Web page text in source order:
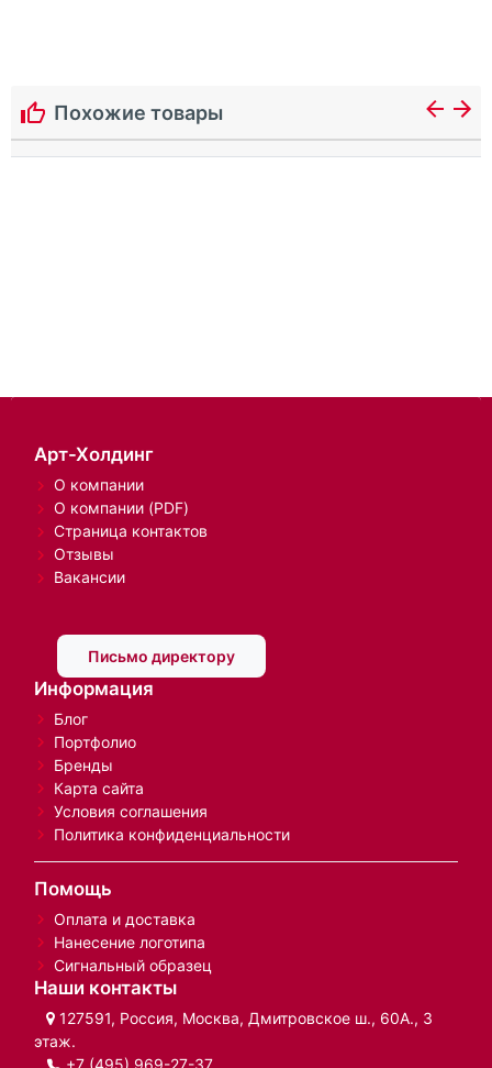
Похожие товары
Арт-Холдинг
О компании
О компании (PDF)
Страница контактов
Отзывы
Вакансии
Письмо директору
Информация
Блог
Портфолио
Бренды
Карта сайта
Условия соглашения
Политика конфиденциальности
Помощь
Оплата и доставка
Нанесение логотипа
Сигнальный образец
Наши контакты
127591, Россия, Москва, Дмитровское ш., 60А., 3
этаж.
+7 (495) 969-27-37